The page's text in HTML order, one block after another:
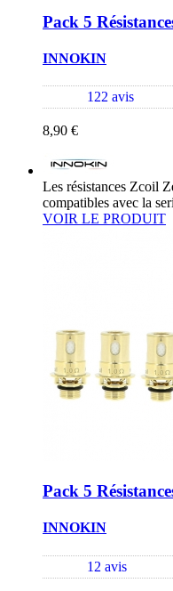
Pack 5
INNOKIN
122 avis
8,90 €
Les résistances Zcoil
compatibles avec la
VOIR LE PRODUIT
Pack 5
INNOKIN
12 avis